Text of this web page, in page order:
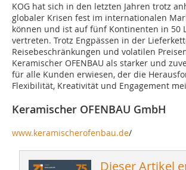
KOG hat sich in den letzten Jahren trotz
globaler Krisen fest im internationalen
können und ist auf fünf Kontinenten in 50
vertreten. Trotz Engpässen in der
Reisebeschränkungen und volatilen
Keramischer OFENBAU als starker und
für alle Kunden erwiesen, der die
Flexibilität, Kreativität und Engagement
Keramischer OFENBAU GmbH
www.keramischerofenbau.de/
Dieser Artikel